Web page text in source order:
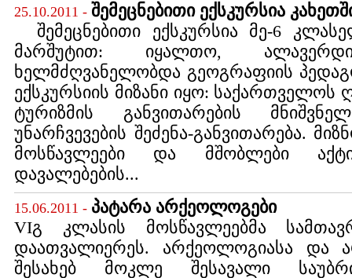
25.10.2011 - შემეცნებითი ექსკურსია
შემეცნებითი ექსკურსია მე-6
მარშუტით: იყალთო,
ხელმძღვანელობდა გეოგრაფიის
ექსკურსიის მიზანი იყო: საქართველოს
ტურიზმის განვითარების
უნარჩვევების შეძენა-განვითარება.
მოსწავლეები და მშობლები
დავალებების...
15.06.2011 - პატარა არქეოლოგები
VIგ კლასის მოსწავლეებმა
დაათვალიერეს. არქეოლოგიასა და
შესახებ მოკლე შესავალი